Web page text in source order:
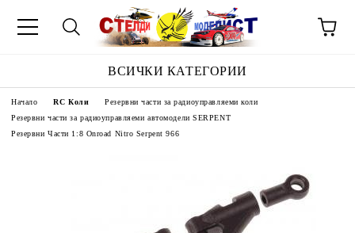
ВСИЧКИ КАТЕГОРИИ
Начало RC Коли
Резервни части за радиоуправляеми коли
Резервни части за радиоуправляеми автомодели SERPENT
Резервни Части 1:8 Onroad Nitro Serpent 966